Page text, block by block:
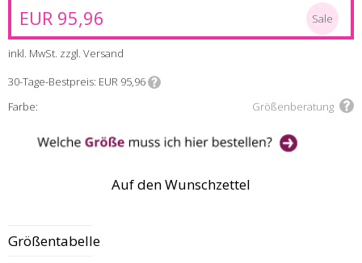
EUR 95,96 Sale
inkl. MwSt. zzgl. Versand
30-Tage-Bestpreis EUR 95,96
Farbe:
Größenberatung
Auf den Wunschzettel
Größentabelle